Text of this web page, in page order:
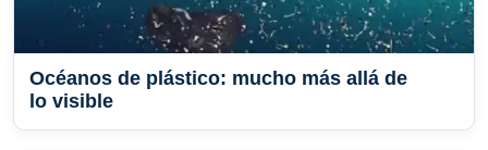
Océanos de plástico: mucho más allá de
lo visible